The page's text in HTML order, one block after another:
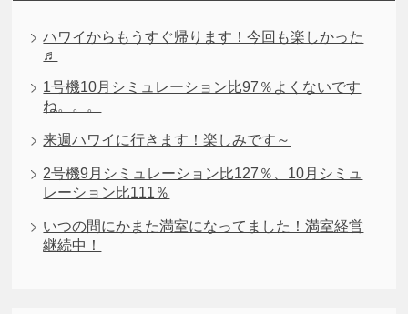
ハワイからもうすぐ帰ります！今回も楽しかった
♬
1号機10月シミュレーション比97％よくないです
ね。。。
来週ハワイに行きます！楽しみです～
2号機9月シミュレーション比127％、10月シミュ
レーション比111％
いつの間にかまた満室になってました！満室経営
継続中！